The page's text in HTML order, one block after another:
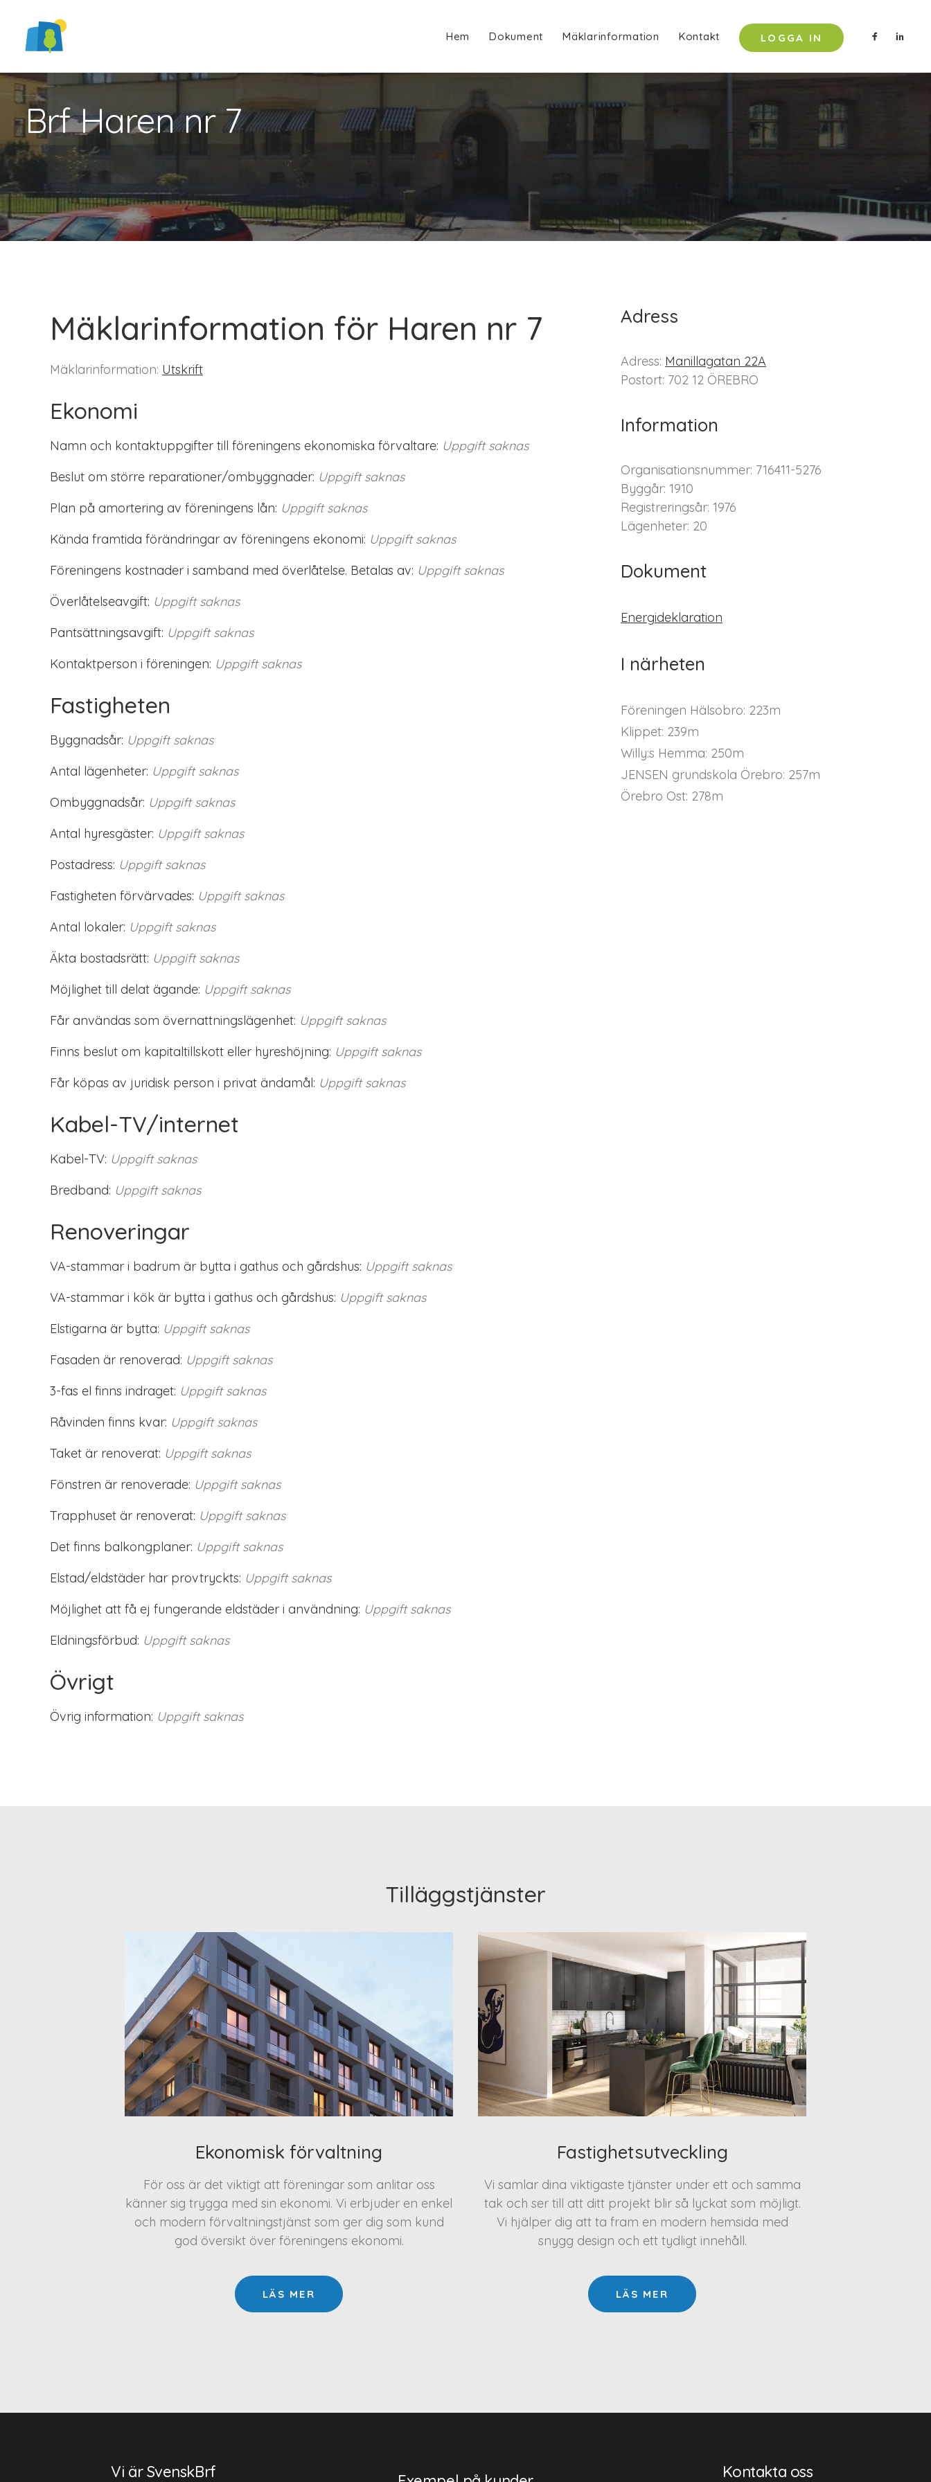
Hem Dokument Mäklarinformation Kontakt LOGGA IN
Brf Haren nr 7
Mäklarinformation för Haren nr 7
Mäklarinformation: Utskrift
Ekonomi
Namn och kontaktuppgifter till föreningens ekonomiska förvaltare: Uppgift saknas
Beslut om större reparationer/ombyggnader: Uppgift saknas
Plan på amortering av föreningens lån: Uppgift saknas
Kända framtida förändringar av föreningens ekonomi: Uppgift saknas
Föreningens kostnader i samband med överlåtelse. Betalas av: Uppgift saknas
Överlåtelseavgift: Uppgift saknas
Pantsättningsavgift: Uppgift saknas
Kontaktperson i föreningen: Uppgift saknas
Fastigheten
Byggnadsår: Uppgift saknas
Antal lägenheter: Uppgift saknas
Ombyggnadsår: Uppgift saknas
Antal hyresgäster: Uppgift saknas
Postadress: Uppgift saknas
Fastigheten förvärvades: Uppgift saknas
Antal lokaler: Uppgift saknas
Äkta bostadsrätt: Uppgift saknas
Möjlighet till delat ägande: Uppgift saknas
Får användas som övernattningslägenhet: Uppgift saknas
Finns beslut om kapitaltillskott eller hyreshöjning: Uppgift saknas
Får köpas av juridisk person i privat ändamål: Uppgift saknas
Kabel-TV/internet
Kabel-TV: Uppgift saknas
Bredband: Uppgift saknas
Renoveringar
VA-stammar i badrum är bytta i gathus och gårdshus: Uppgift saknas
VA-stammar i kök är bytta i gathus och gårdshus: Uppgift saknas
Elstigarna är bytta: Uppgift saknas
Fasaden är renoverad: Uppgift saknas
3-fas el finns indraget: Uppgift saknas
Råvinden finns kvar: Uppgift saknas
Taket är renoverat: Uppgift saknas
Fönstren är renoverade: Uppgift saknas
Trapphuset är renoverat: Uppgift saknas
Det finns balkongplaner: Uppgift saknas
Elstad/eldstäder har provtryckts: Uppgift saknas
Möjlighet att få ej fungerande eldstäder i användning: Uppgift saknas
Eldningsförbud: Uppgift saknas
Övrigt
Övrig information: Uppgift saknas
Adress
Adress: Manillagatan 22A
Postort: 702 12 ÖREBRO
Information
Organisationsnummer: 716411-5276
Byggår: 1910
Registreringsår: 1976
Lägenheter: 20
Dokument
Energideklaration
I närheten
Föreningen Hälsobro: 223m
Klippet: 239m
Willy:s Hemma: 250m
JENSEN grundskola Örebro: 257m
Örebro Ost: 278m
Tilläggstjänster
Ekonomisk förvaltning
För oss är det viktigt att föreningar som anlitar oss
känner sig trygga med sin ekonomi. Vi erbjuder en enkel
och modern förvaltningstjänst som ger dig som kund
god översikt över föreningens ekonomi.
LÄS MER
Fastighetsutveckling
Vi samlar dina viktigaste tjänster under ett och samma
tak och ser till att ditt projekt blir så lyckat som möjligt.
Vi hjälper dig att ta fram en modern hemsida med
snygg design och ett tydligt innehåll.
LÄS MER
Vi är SvenskBrf Kontakta oss